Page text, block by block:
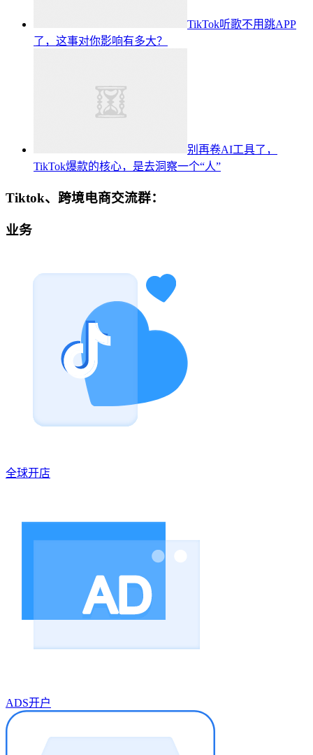
TikTok听歌不用跳APP
了，这事对你影响有多大？
别再卷AI工具了，
TikTok爆款的核心，是去洞察一个“人”
Tiktok、跨境电商交流群：
业务
全球开店
ADS开户